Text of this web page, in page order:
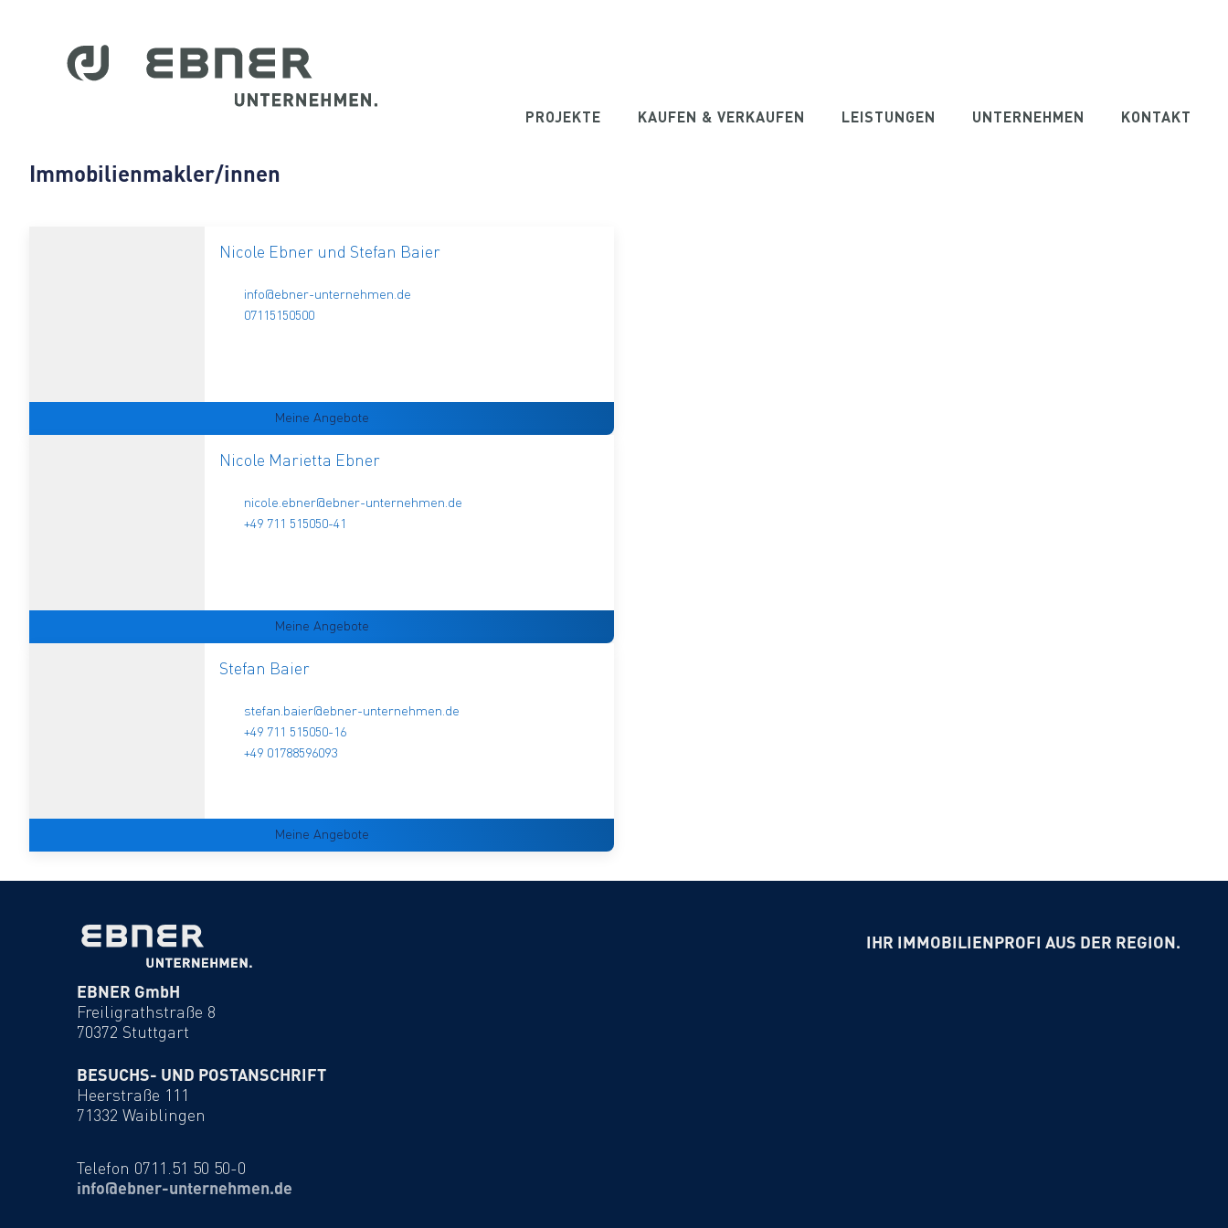
PROJEKTE KAUFEN & VERKAUFEN LEISTUNGEN UNTERNEHMEN KONTAKT
Immobilienmakler/innen
Nicole Ebner und Stefan Baier
info@ebner-unternehmen.de
07115150500
Meine Angebote
Nicole Marietta Ebner
nicole.ebner@ebner-unternehmen.de
+49 711 515050-41
Meine Angebote
Stefan Baier
stefan.baier@ebner-unternehmen.de
+49 711 515050-16
+49 01788596093
Meine Angebote
EBNER GmbH
Freiligrathstraße 8
70372 Stuttgart
BESUCHS- UND POSTANSCHRIFT
Heerstraße 111
71332 Waiblingen
Telefon 0711.51 50 50-0
info@ebner-unternehmen.de
IHR IMMOBILIENPROFI AUS DER REGION.